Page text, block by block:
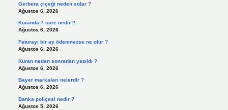
Gerbera çiçeği neden solar ?
Ağustos 6, 2026
Kuranda 7 sure nedir ?
Ağustos 6, 2026
Faturayı bir ay ödenmezse ne olur ?
Ağustos 6, 2026
Kuran neden sonradan yazıldı ?
Ağustos 6, 2026
Bayer markaları nelerdir ?
Ağustos 6, 2026
Banka poliçesi nedir ?
Ağustos 5, 2026